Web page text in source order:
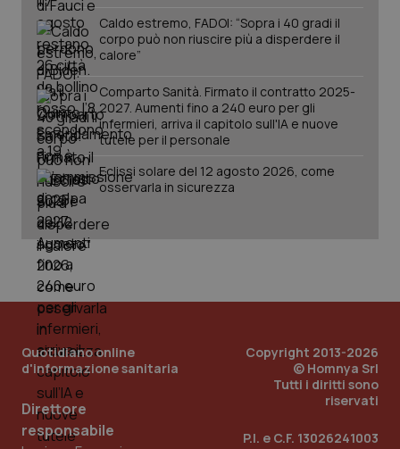
Caldo estremo, FADOI: “Sopra i 40 gradi il
corpo può non riuscire più a disperdere il
calore”
Comparto Sanità. Firmato il contratto 2025-
2027. Aumenti fino a 240 euro per gli
infermieri, arriva il capitolo sull'IA e nuove
tutele per il personale
Eclissi solare del 12 agosto 2026, come
osservarla in sicurezza
Quotidiano online
d'informazione sanitaria
Direttore
responsabile
Copyright 2013-2026
© Homnya Srl
Tutti i diritti sono
riservati
P.I. e C.F. 13026241003